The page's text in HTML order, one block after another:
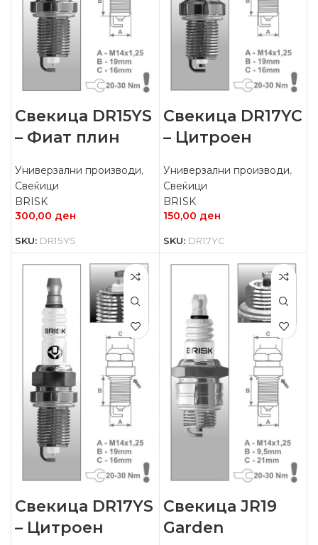
Свекица DR15YS
– Фиат плин
Универзални производи,
Свеќици
BRISK
300,00 ден
SKU: DR15YS
Свекица DR17YC
– Цитроен
Универзални производи,
Свеќици
BRISK
150,00 ден
SKU: DR17YC
Свекица DR17YS
– Цитроен
Свекица JR19
Garden